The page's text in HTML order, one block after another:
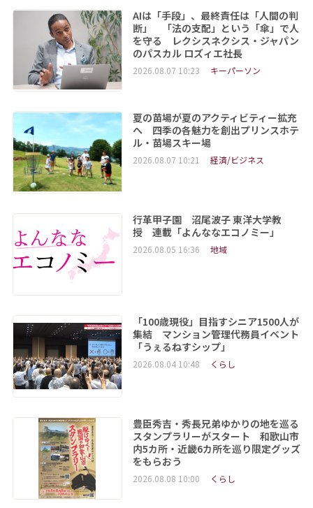
AIは「手段」、最終責任は「人間の判
断」 「法の支配」という「傘」で人
を守る レクシスネクシス・ジャパン
のパスカル ロズィエ社長
2026.08.07 10:23 キーパーソン
夏の苗場が夏のアクティビティー拡充
へ 四季の各魅力を創出プリンスホテ
ル・苗場スキー場
2026.08.07 10:21 経済/ビジネス
行革甲子園 沼尾波子 東洋大学教
授 連載「よんななエコノミー」
2026.08.05 16:36 地域
「100歳現役」目指すシニア1500人が
集結 マンション管理代務員イベント
「うぇるねすシップ」
2026.08.04 10:48 くらし
豊臣秀吉・秀長兄弟ゆかりの地を巡る
スタンプラリーがスタート 和歌山市
内5カ所・近畿6カ所を巡り限定グッズ
をもらおう
2026.08.08 10:00 くらし